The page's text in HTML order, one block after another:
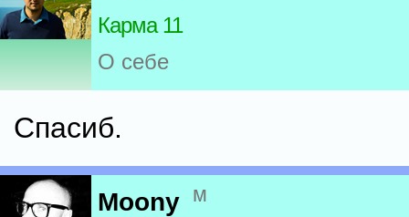
Карма 11
О себе
Спасиб.
Moony м